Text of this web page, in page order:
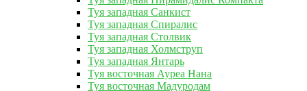
Туя западная Санкист
Туя западная Спиралис
Туя западная Столвик
Туя западная Холмструп
Туя западная Янтарь
Туя восточная Ауреа Нана
Туя восточная Мадуродам